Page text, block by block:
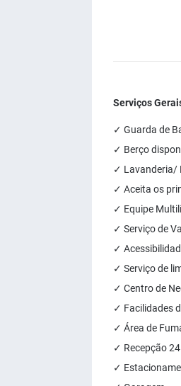
Serviços
✓ Guarda de
✓ Berço
✓ Lavanderia/
✓ Aceita os
✓ Equipe
✓ Serviço de
✓
✓ Serviço de
✓ Centro de
✓ Facilidades
✓ Área de
✓ Recepção
✓